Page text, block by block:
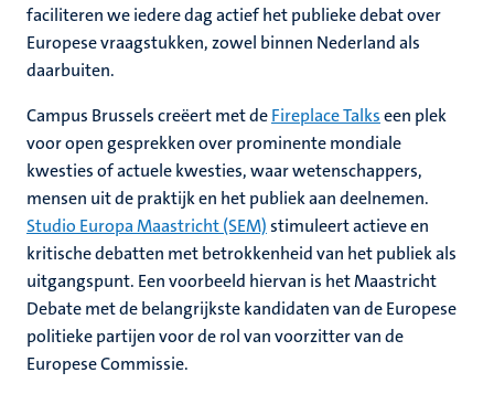
faciliteren we iedere dag actief het publieke debat over
Europese vraagstukken, zowel binnen Nederland als
daarbuiten.
Campus Brussels creëert met deFireplace Talkseen plek
voor open gesprekken over prominente mondiale
kwesties of actuele kwesties, waar wetenschappers,
mensen uit de praktijk en het publiek aan deelnemen.
Studio Europa Maastricht (SEM)stimuleert actieve en
kritische debatten met betrokkenheid van het publiek als
uitgangspunt. Een voorbeeld hiervan is het Maastricht
Debate met de belangrijkste kandidaten van de Europese
politieke partijen voor de rol van voorzitter van de
Europese Commissie.